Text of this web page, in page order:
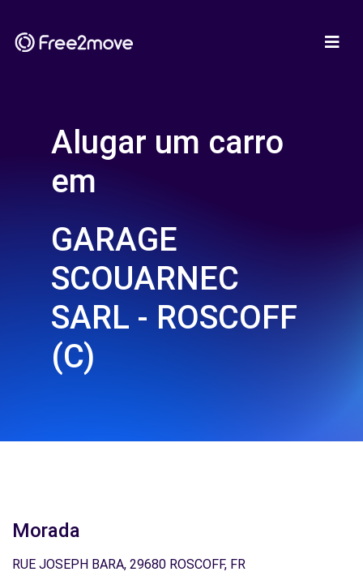
Alugar um carro
em
GARAGE
SCOUARNEC
SARL - ROSCOFF
(C)
Morada
RUE JOSEPH BARA, 29680 ROSCOFF, FR